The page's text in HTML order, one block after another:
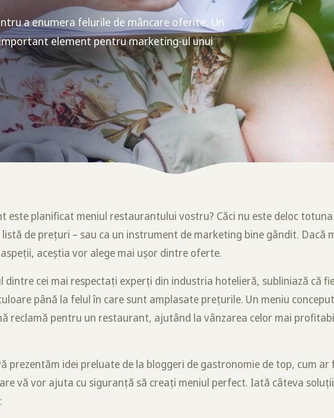
a enumera felurile de mâncare oferite. Un
element pentru marketing-ul unui
este planificat meniul restaurantului vostru? Căci nu este deloc
de prețuri – sau ca un instrument de marketing bine gândit. Dacă
aceștia vor alege mai ușor dintre oferte.
dintre cei mai respectați experți din industria hotelieră, subliniază că
până la felul în care sunt amplasate prețurile. Un meniu
reclamă pentru un restaurant, ajutând la vânzarea celor mai
prezentăm idei preluate de la bloggeri de gastronomie de top, cum ar
vă vor ajuta cu siguranță să creați meniul perfect. Iată câteva